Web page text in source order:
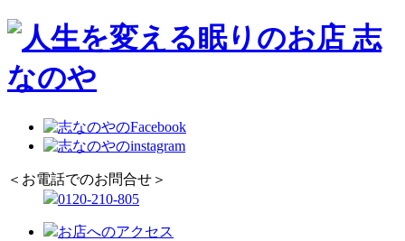
＜お電話でのお問合せ＞
0120-210-805
お店へのアクセス